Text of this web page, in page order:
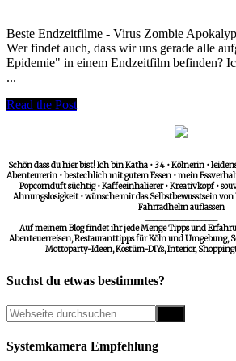
Beste Endzeitfilme - Virus Zombie
Wer findet auch, dass wir uns gerade alle
Epidemie" in einem Endzeitfilm befinden?
...
Read the Post
Schön dass du hier bist! Ich bin Katha • 34 • Kölnerin •
Abenteurerin • bestechlich mit gutem Essen • mein
Popcornduft süchtig • Kaffeeinhalierer • Kreativkopf •
Ahnungslosigkeit • wünsche mir das Selbstbewusstsein
Fahrradhelm auflassen
__________________
Auf meinem Blog findet ihr jede Menge Tipps und
Abenteuerreisen, Restauranttipps für Köln und Umgebung,
Mottoparty-Ideen, Kostüm-DIYs, Interior,
Suchst du etwas bestimmtes?
Systemkamera Empfehlung